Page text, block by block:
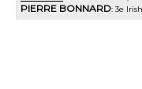
PIERRE BONNARD: 3e